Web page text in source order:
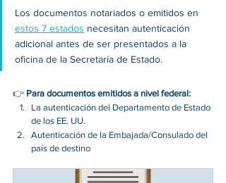
Los documentos notariados o emitidos en
estos 7 estados necesitan autenticación
adicional antes de ser presentados a la
oficina de la Secretaría de Estado.
👉 Para documentos emitidos a nivel federal:
La autenticación del Departamento de Estado
de los EE. UU.
Autenticación de la Embajada/Consulado del
país de destino